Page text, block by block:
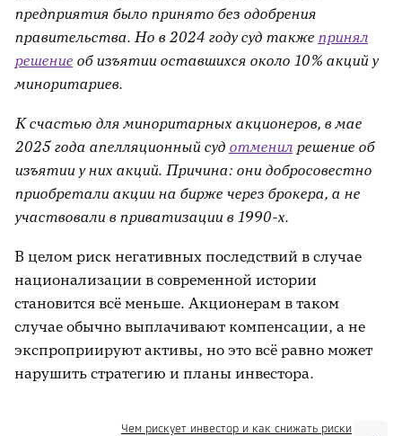
предприятия было принято без одобрения
правительства. Но в 2024 году суд также принял
решение об изъятии оставшихся около 10% акций у
миноритариев.
К счастью для миноритарных акционеров, в мае
2025 года апелляционный суд отменил решение об
изъятии у них акций. Причина: они добросовестно
приобретали акции на бирже через брокера, а не
участвовали в приватизации в 1990-х.
В целом риск негативных последствий в случае
национализации в современной истории
становится всё меньше. Акционерам в таком
случае обычно выплачивают компенсации, а не
экспроприируют активы, но это всё равно может
нарушить стратегию и планы инвестора.
Чем рискует инвестор и как снижать риски